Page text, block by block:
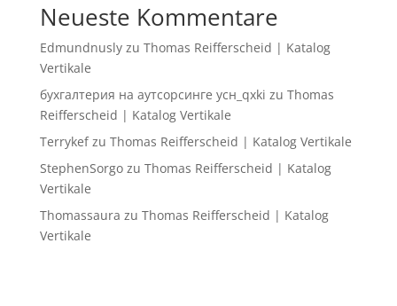
Neueste Kommentare
Edmundnuslyzu Thomas Reifferscheid | Katalog
Vertikale
бухгалтерия на аутсорсинге усн_qxki zu Thomas
Reifferscheid | Katalog Vertikale
Terrykefzu Thomas Reifferscheid | Katalog Vertikale
StephenSorgozu Thomas Reifferscheid | Katalog
Vertikale
Thomassaura zu Thomas Reifferscheid | Katalog
Vertikale